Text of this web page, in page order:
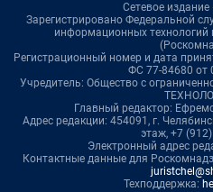
Сетевое издание
Зарегистрировано Федеральной
информационных
Регистрационный номер и дата
ФС 77-84680 от
Учредитель: Общество с
Главный редактор:
Адрес редакции: 454091, г.
этаж, +7
Электронный адрес
Контактные данные для
Техподдержка: